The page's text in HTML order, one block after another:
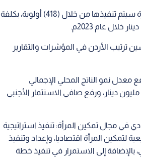
وتضمن البرنامج (183) مبادرة، تم اختيارها من ضمن ما يقارب (380) مبادرة سيتم تنفيذها من خلال (418) أولوية، بكلفة
وخطط عمل لتحسين ترتيب الأردن في المؤشرات والتقارير
للعام 2025م، والتي تتمثل برفع معدل نمو الناتج المحلي الإجمالي
الثابتة إلى (3%)، ورفع حجم الصادرات تدريجيا إلى ما يقارب (9713) مليون دينار، ورفع صافي الاستثمار الأجنبي
في مجال تمكين المرأة: تنفيذ استراتيجية
لتمكين المرأة اقتصاديا، وإعداد وتنفيذ
إلى الاستمرار في تنفيذ خطة